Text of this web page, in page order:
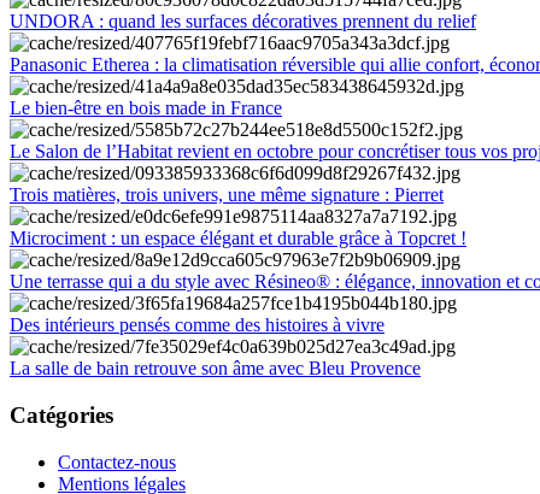
UNDORA : quand les surfaces décoratives prennent du relief
Panasonic Etherea : la climatisation réversible qui allie confort,
Le bien-être en bois made in France
Le Salon de l’Habitat revient en octobre pour concrétiser tous vos
Trois matières, trois univers, une même signature : Pierret
Microciment : un espace élégant et durable grâce à Topcret !
Une terrasse qui a du style avec Résineo® : élégance, innovation et
Des intérieurs pensés comme des histoires à vivre
La salle de bain retrouve son âme avec Bleu Provence
Catégories
Contactez-nous
Mentions légales